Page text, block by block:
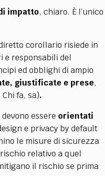
impatto, chiaro. È l’unico
corollario risiede in
e responsabili del
ed obblighi di ampio
giustificate e prese,
fa, sa).
essere orientati
e privacy by default
le misure di sicurezza
relativo a quel
il rischio se prima